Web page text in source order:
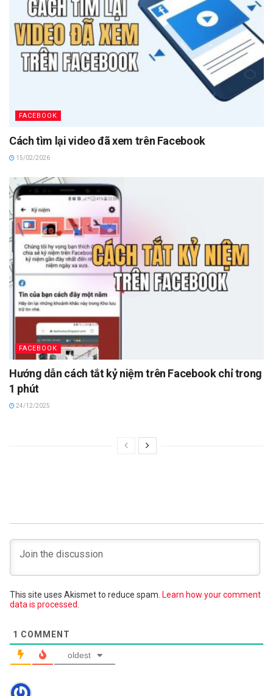
FACEBOOK
Cách tìm lại video đã xem trên Facebook
15/02/2026
FACEBOOK
Hướng dẫn cách tắt kỷ niệm trên Facebook chỉ trong
1 phút
24/12/2025
This site uses Akismet to reduce spam. Learn how your comment
data is processed.
1 COMMENT
oldest